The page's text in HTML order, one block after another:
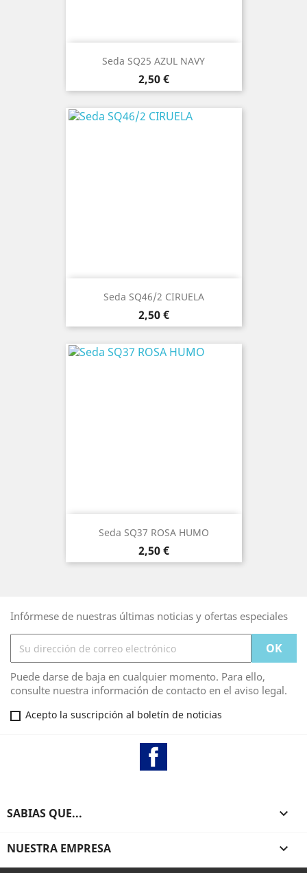
Seda SQ25 AZUL NAVY
Precio
2,50 €
Seda SQ46/2 CIRUELA
Precio
2,50 €
Seda SQ37 ROSA HUMO
Precio
2,50 €
Infórmese de nuestras últimas noticias y ofertas especiales
Puede darse de baja en cualquier momento. Para ello,
consulte nuestra información de contacto en el aviso legal.
Acepto la suscripción al boletín de noticias
SABIAS QUE... 
NUESTRA EMPRESA 